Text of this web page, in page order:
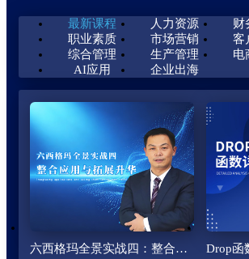
最新课程 人力资源 财
职业素质
市场营销 客
综合管理
生产管理 电
AI应用
企业出海
六西格玛全景实战四：整合应用与拓展升华（5集）
Drop函